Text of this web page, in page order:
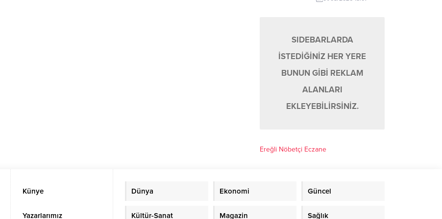
SIDEBARLARDA
İSTEDİĞİNİZ HER YERE
BUNUN GİBİ REKLAM
ALANLARI
EKLEYEBİLİRSİNİZ.
Ereğli Nöbetçi Eczane
Künye
Yazarlarımız
Dünya Ekonomi Güncel
Kültür-Sanat Magazin Sağlık